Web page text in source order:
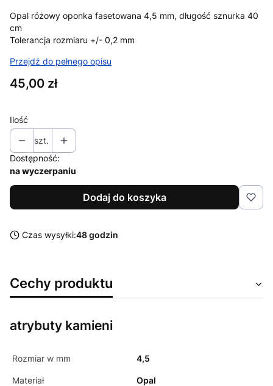
Opal różowy oponka fasetowana 4,5 mm, długość sznurka 40
cm
Tolerancja rozmiaru +/- 0,2 mm
Przejdź do pełnego opisu
Cena
45,00 zł
Ilość
szt.
Dostępność:
na wyczerpaniu
Dodaj do koszyka
Czas wysyłki:48 godzin
Cechy produktu
atrybuty kamieni
Rozmiar w mm 4,5
Materiał Opal